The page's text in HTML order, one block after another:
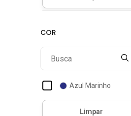
Azul Marinho